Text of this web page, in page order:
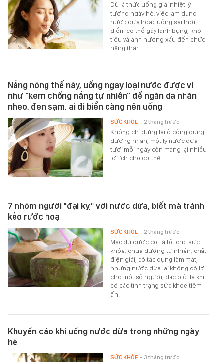
Dù là thức uống giải nhiệt lý
tưởng ngày hè, việc lạm dụng
nước dừa hoặc uống sai thời
điểm có thể gây lạnh bụng, khó
tiêu và ảnh hưởng xấu đến chức
năng thận.
Nắng nóng thế này, uống ngay loại nước được ví
như "kem chống nắng tự nhiên" để ngăn da nhăn
nheo, đen sạm, ai đi biển càng nên uống
Không chỉ dừng lại ở công dụng
dưỡng nhan, một ly nước dừa
tươi mỗi ngày còn mang lại nhiều
lợi ích cho cơ thể.
SỨC KHỎE - 2 tháng trước
7 nhóm người "đại kỵ" với nước dừa, biết mà tránh
kẻo rước hoạ
Mặc dù được coi là tốt cho sức
khỏe, chứa đường tự nhiên, chất
điện giải, có tác dụng làm mát,
nhưng nước dừa lại không có lợi
cho một số người, đặc biệt là khi
có các tình trạng sức khỏe tiềm
ẩn.
SỨC KHỎE - 2 tháng trước
Khuyến cáo khi uống nước dừa trong những ngày
hè
SỨC KHỎE - 3 tháng trước